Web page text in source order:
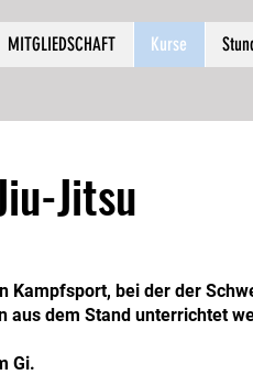
MITGLIEDSCHAFT Kurse
Jitsu
Kampfsport, bei der der
aus dem Stand unterrichtet
Gi.